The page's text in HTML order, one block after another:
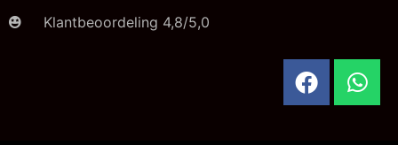
Klantbeoordeling 4,8/5,0